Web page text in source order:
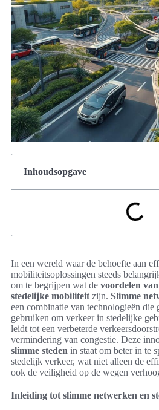
Inhoudsopgave
In een wereld waar de behoefte aan
mobiliteitsoplossingen steeds
om te begrijpen wat de voordelen
stedelijke mobiliteit zijn. Slimme
een combinatie van technologieën die
gebruiken om verkeer in stedelijke
leidt tot een verbeterde
vermindering van congestie. Deze
slimme steden in staat om beter in te
stedelijk verkeer, wat niet alleen de
ook de veiligheid op de wegen
Inleiding tot slimme netwerken en